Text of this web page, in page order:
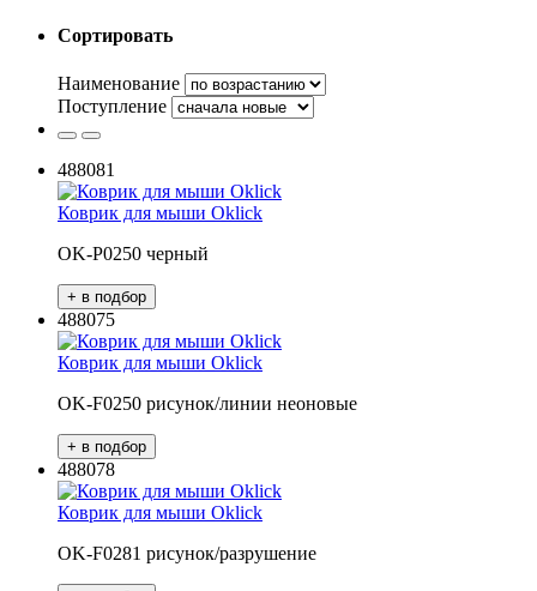
Сортировать
Наименование
Поступление
488081
Коврик для мыши Oklick
OK-P0250 черный
488075
Коврик для мыши Oklick
OK-F0250 рисунок/линии неоновые
488078
Коврик для мыши Oklick
OK-F0281 рисунок/разрушение